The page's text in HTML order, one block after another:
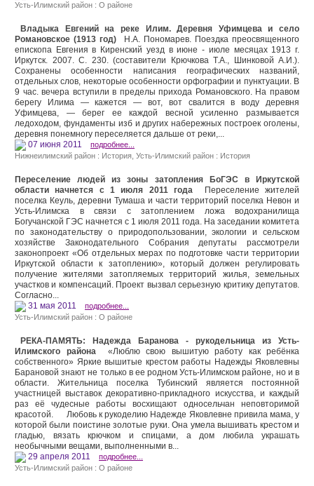
Усть-Илимский район : О районе
Владыка Евгений на реке Илим. Деревня Уфимцева и село
Романовское (1913 год) Н.А. Пономарев. Поездка преосвященного
епископа Евгения в Киренский уезд в июне - июле месяцах 1913 г.
Иркутск. 2007. С. 230. (составители Крючкова Т.А., Шинковой А.И.).
Сохранены особенности написания географических названий,
отдельных слов, некоторые особенности орфографии и пунктуации. В
9 час. вечера вступили в пределы прихода Романовс­кого. На правом
берегу Илима — кажется — вот, вот сва­лится в воду деревня
Уфимцева, — берег ее каждой вес­ной усиленно размывается
ледоходом, фундаменты изб и других набережных построек оголены,
деревня понемногу переселяется дальше от реки,...
07 июня 2011 подробнее...
Нижнеилимский район : История Усть-Илимский район : История
Переселение людей из зоны затопления БоГЭС в Иркутской
области начнется с 1 июля 2011 года Переселение жителей
поселка Кеуль, деревни Тумаша и части территорий поселка Невон и
Усть-Илимска в связи с затоплением ложа водохранилища
Богучанской ГЭС начнется с 1 июля 2011 года. На заседании комитета
по законодательству о природопользовании, экологии и сельском
хозяйстве Законодательного Собрания депутаты рассмотрели
законопроект «Об отдельных мерах по подготовке части территории
Иркутской области к затоплению», который должен регулировать
получение жителями затопляемых территорий жилья, земельных
участков и компенсаций. Проект вызвал серьезную критику депутатов.
Согласно...
31 мая 2011 подробнее...
Усть-Илимский район : О районе
РЕКА-ПАМЯТЬ: Надежда Баранова - рукодельница из Усть-
Илимского района«Люблю свою вышитую работу как ребёнка
собственного» Яркие вышитые крестом работы Надежды Яковлевны
Барановой знают не только в ее родном Усть-Илимском районе, но и в
области. Жительница поселка Тубинский является постоянной
участницей выставок декоративно-прикладного искусства, и каждый
раз её чудесные работы восхищают односельчан неповторимой
красотой. Любовь к рукоделию Надежде Яковлевне привила мама, у
которой были поистине золотые руки. Она умела вышивать крестом и
гладью, вязать крючком и спицами, а дом любила украшать
необычными вещами, выполненными в...
29 апреля 2011 подробнее...
Усть-Илимский район : О районе